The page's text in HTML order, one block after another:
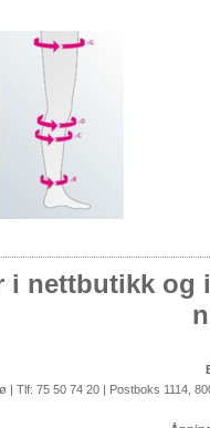
i nettbutikk
| Tlf: 75 50 74 20 | Postboks 1114,